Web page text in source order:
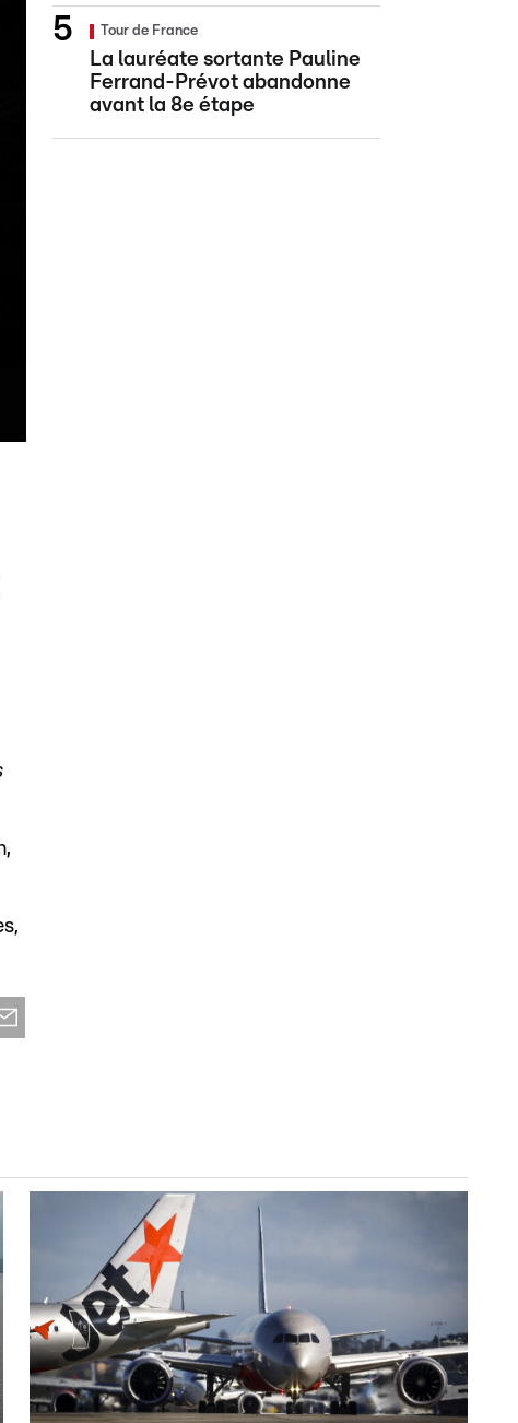
Tour de France
La lauréate sortante Pauline
Ferrand-Prévot abandonne
avant la 8e étape